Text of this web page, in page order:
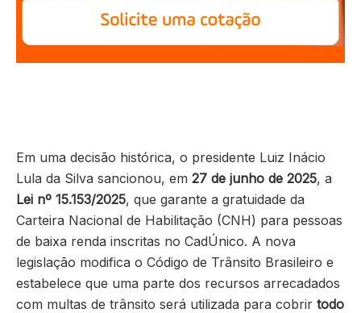
Em uma decisão histórica, o presidente Luiz Inácio
Lula da Silva sancionou, em 27 de junho de 2025, a
Lei nº 15.153/2025, que garante a gratuidade da
Carteira Nacional de Habilitação (CNH) para pessoas
de baixa renda inscritas no CadÚnico. A nova
legislação modifica o Código de Trânsito Brasileiro e
estabelece que uma parte dos recursos arrecadados
com multas de trânsito será utilizada para cobrir todo